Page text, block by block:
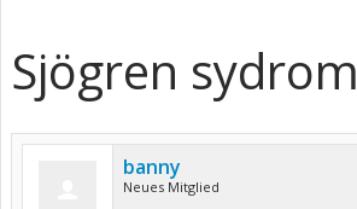
Sjögren sydrom
banny
Neues Mitglied